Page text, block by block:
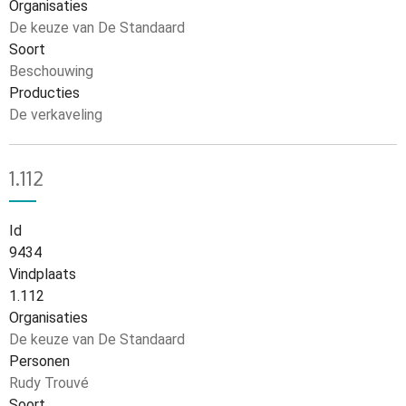
Organisaties
De keuze van De Standaard
Soort
Beschouwing
Producties
De verkaveling
1.112
Id
9434
Vindplaats
1.112
Organisaties
De keuze van De Standaard
Personen
Rudy Trouvé